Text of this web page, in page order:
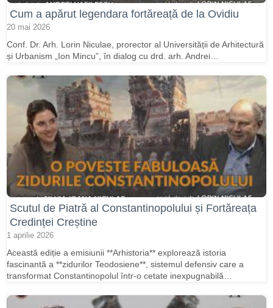
Cum a apărut legendara fortăreață de la Ovidiu
20 mai 2026
Conf. Dr. Arh. Lorin Niculae, prorector al Universității de Arhitectură
și Urbanism „Ion Mincu”, în dialog cu drd. arh. Andrei…
Scutul de Piatră al Constantinopolului și Fortăreața
Credinței Creștine
1 aprilie 2026
Această ediție a emisiunii **Arhistoria** explorează istoria
fascinantă a **zidurilor Teodosiene**, sistemul defensiv care a
transformat Constantinopolul într-o cetate inexpugnabilă…